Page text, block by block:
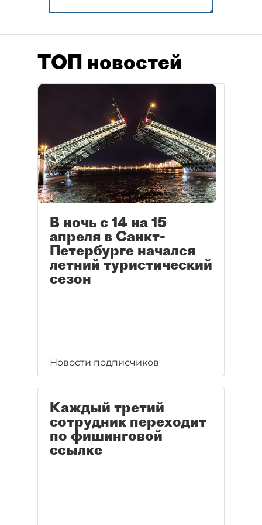
ТОП новостей
В ночь с 14 на 15
апреля в Санкт-
Петербурге начался
летний туристический
сезон
Новости подписчиков
Каждый третий
сотрудник переходит
по фишинговой
ссылке